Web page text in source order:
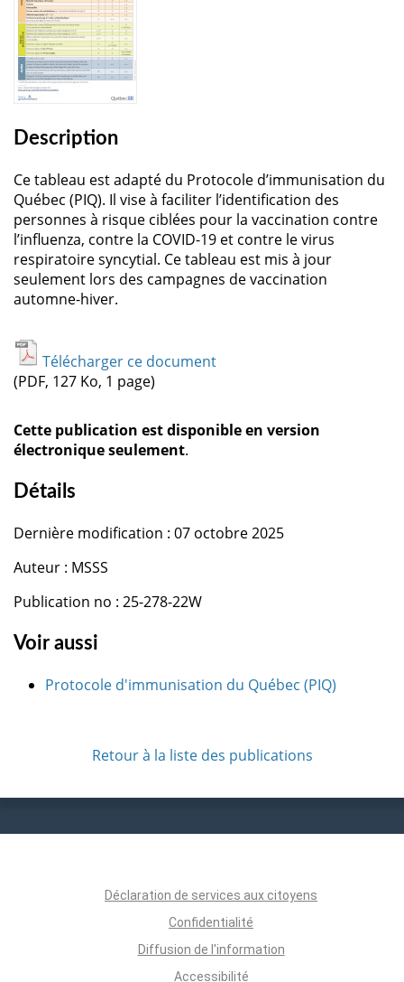
Description
Ce tableau est adapté du Protocole d’immunisation du
Québec (PIQ). Il vise à faciliter l’identification des
personnes à risque ciblées pour la vaccination contre
l’influenza, contre la COVID-19 et contre le virus
respiratoire syncytial. Ce tableau est mis à jour
seulement lors des campagnes de vaccination
automne-hiver.
Télécharger ce document
(PDF, 127 Ko, 1 page)
Cette publication est disponible en version
électronique seulement.
Détails
Dernière modification : 07 octobre 2025
Auteur : MSSS
Publication no : 25-278-22W
Voir aussi
Protocole d'immunisation du Québec (PIQ)
Retour à la liste des publications
Déclaration de services aux citoyens
Confidentialité
Diffusion de l'information
Accessibilité